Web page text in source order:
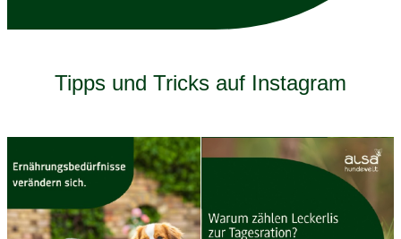
Tipps und Tricks auf Instagram